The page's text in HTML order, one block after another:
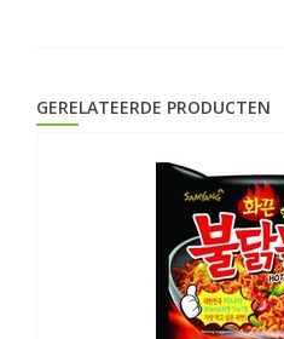
GERELATEERDE PRODUCTEN